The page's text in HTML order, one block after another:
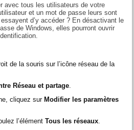
avec tous les utilisateurs de votre
et un mot de passe leurs sont
d’y accéder ? En désactivant le
de Windows, elles pourront ouvrir
de la souris sur l’icône réseau de la
Réseau et partage
cliquez sur Modifier les paramètres
l’élémentTous les réseaux